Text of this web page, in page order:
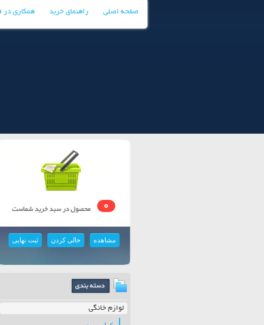
صفحه اصلی راهنمای خرید همکاری
0
مشاهده خالی کردن ثبت نهایی
لوازم خانگی